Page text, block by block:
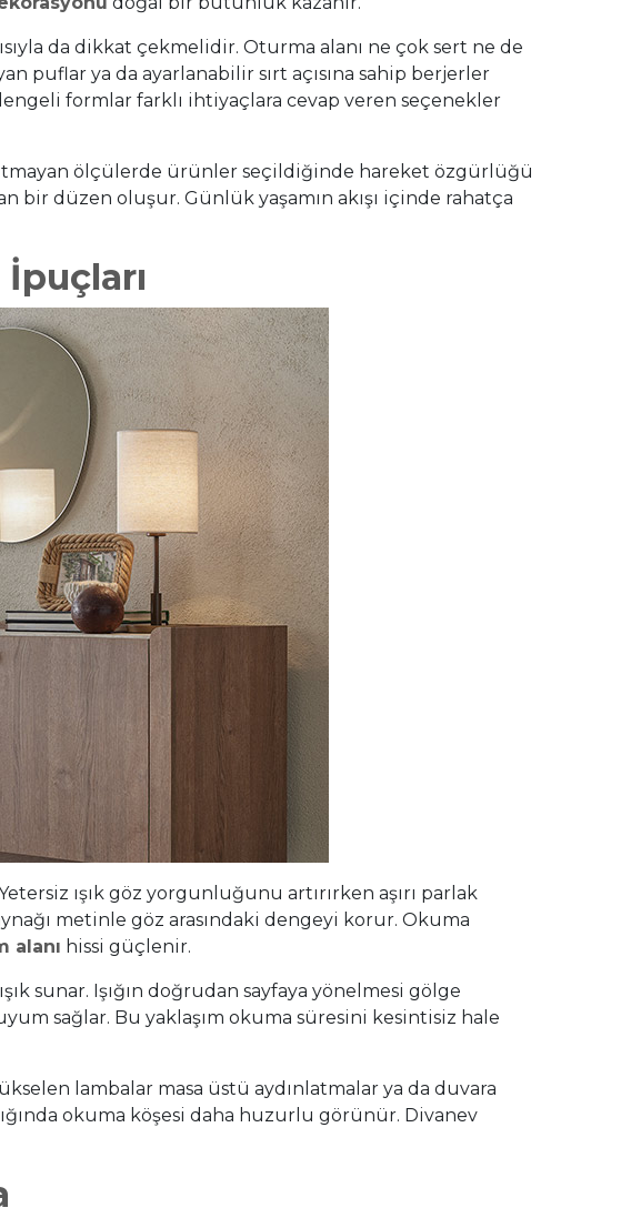
da dikkat çekmelidir. Oturma alanı ne çok sert ne de
puflar ya da ayarlanabilir sırt açısına sahip berjerler
formlar farklı ihtiyaçlara cevap veren seçenekler
ölçülerde ürünler seçildiğinde hareket özgürlüğü
bir düzen oluşur. Günlük yaşamın akışı içinde rahatça
ışık göz yorgunluğunu artırırken aşırı parlak
metinle göz arasındaki dengeyi korur. Okuma
alanı hissi güçlenir.
sunar. Işığın doğrudan sayfaya yönelmesi gölge
sağlar. Bu yaklaşım okuma süresini kesintisiz hale
lambalar masa üstü aydınlatmalar ya da duvara
okuma köşesi daha huzurlu görünür. Divanev